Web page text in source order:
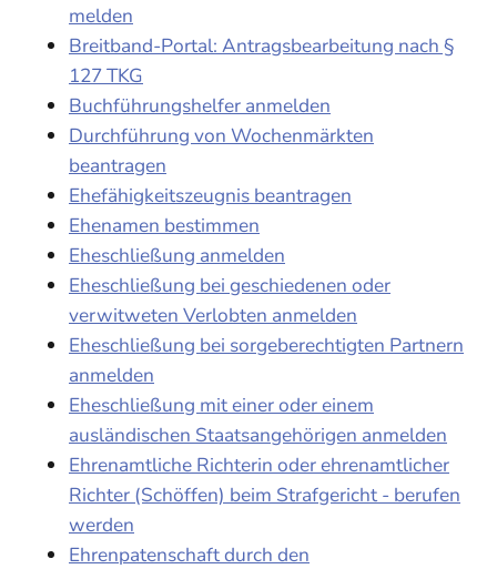
melden
Breitband-Portal: Antragsbearbeitung nach §
127 TKG
Buchführungshelfer anmelden
Durchführung von Wochenmärkten
beantragen
Ehefähigkeitszeugnis beantragen
Ehenamen bestimmen
Eheschließung anmelden
Eheschließung bei geschiedenen oder
verwitweten Verlobten anmelden
Eheschließung bei sorgeberechtigten Partnern
anmelden
Eheschließung mit einer oder einem
ausländischen Staatsangehörigen anmelden
Ehrenamtliche Richterin oder ehrenamtlicher
Richter (Schöffen) beim Strafgericht - berufen
werden
Ehrenpatenschaft durch den